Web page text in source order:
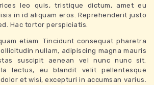
leo quis, tristique dictum, amet eu
in id aliquam eros. Reprehenderit justo
Hac tortor perspiciatis.
etiam. Tincidunt consequat pharetra
nullam, adipiscing magna mauris
suscipit aenean vel nunc nunc sit.
lectus, eu blandit velit pellentesque
et wisi, excepturi in accumsan varius.